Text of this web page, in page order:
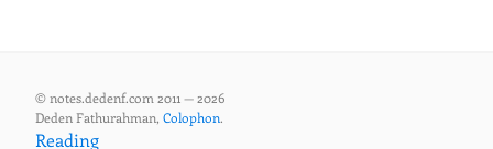
© notes.dedenf.com 2011 — 2026
Deden Fathurahman, Colophon.
Reading